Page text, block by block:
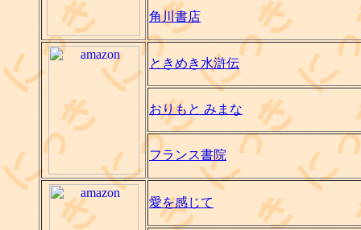
角川書店
ときめき水滸伝
おりもと みまな
フランス書院
愛を感じて